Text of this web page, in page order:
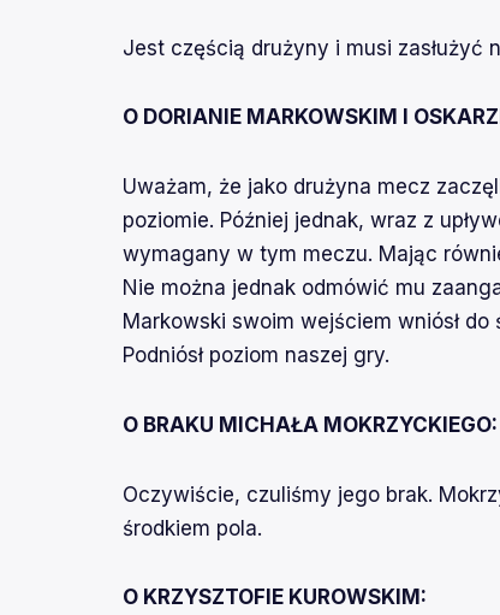
Jest częścią drużyny i musi zasłużyć
O DORIANIE MARKOWSKIM I
Uważam, że jako drużyna mecz
poziomie. Później jednak, wraz z
wymagany w tym meczu. Mając
Nie można jednak odmówić mu
Markowski swoim wejściem wniósł
Podniósł poziom naszej gry.
O BRAKU MICHAŁA MOKRZYCKIEGO:
Oczywiście, czuliśmy jego brak.
środkiem pola.
O KRZYSZTOFIE KUROWSKIM: